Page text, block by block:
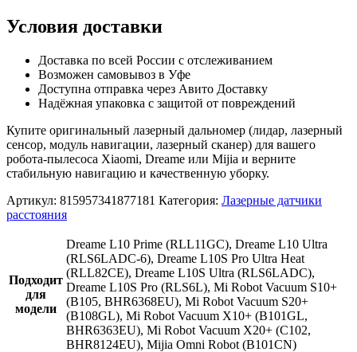
Условия доставки
Доставка по всей России с отслеживанием
Возможен самовывоз в Уфе
Доступна отправка через Авито Доставку
Надёжная упаковка с защитой от повреждений
Купите оригинальный лазерный дальномер (лидар, лазерный
сенсор, модуль навигации, лазерный сканер) для вашего
робота-пылесоса Xiaomi, Dreame или Mijia и верните
стабильную навигацию и качественную уборку.
Артикул: 815957341877181 Категория: Лазерные датчики
расстояния
Подходит
для
модели
Dreame L10 Prime (RLL11GC), Dreame L10 Ultra
(RLS6LADC-6), Dreame L10S Pro Ultra Heat
(RLL82CE), Dreame L10S Ultra (RLS6LADC),
Drеаmе L10S Рrо (RLS6L), Mi Robot Vacuum S10+
(B105, ВHR6368ЕU), Mi Robot Vacuum S20+
(B108GL), Mi Robot Vacuum X10+ (B101GL,
BHR6363EU), Mi Robot Vacuum X20+ (C102,
BHR8124EU), Mijia Omni Robot (B101CN)